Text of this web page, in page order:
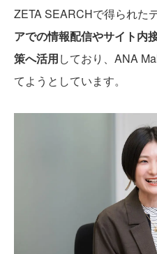
ZETA SEARCHで得られた
アでの情報配信やサイト内
策へ活用しており、ANA
てようとしています。